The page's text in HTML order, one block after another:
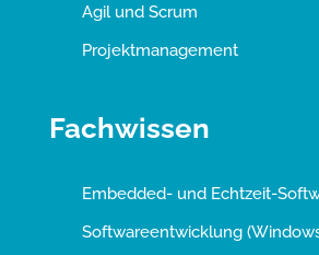
Agil und Scrum
Projektmanagement
Fachwissen
Embedded- und Echtzeit-
Softwareentwicklung